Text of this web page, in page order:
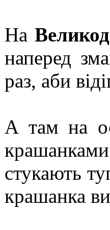
На
наперед
раз, аби
А там на
стукають
крашанка